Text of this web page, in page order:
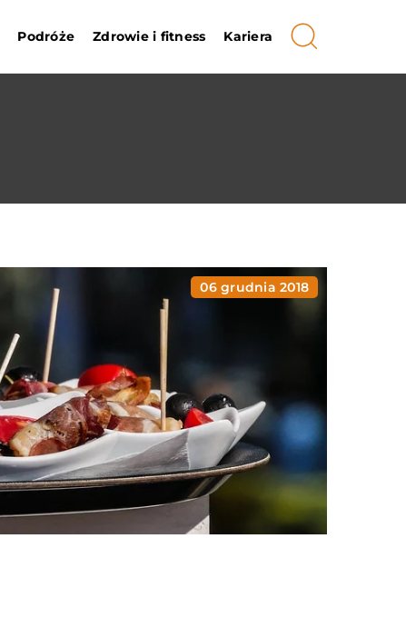
Podróże Zdrowie i fitness Kariera
06 grudnia 2018